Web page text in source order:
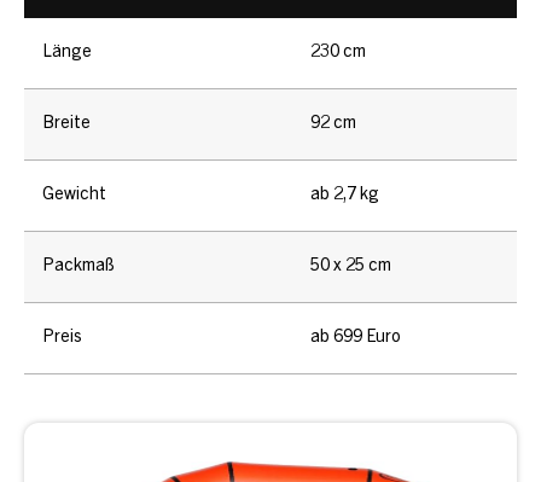
Länge 230 cm
Breite 92 cm
Gewicht ab 2,7 kg
Packmaß 50 x 25 cm
Preis ab 699 Euro